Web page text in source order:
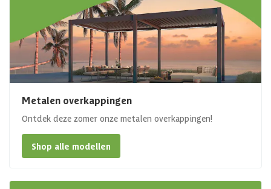
Metalen overkappingen
Ontdek deze zomer onze metalen overkappingen!
Shop alle modellen